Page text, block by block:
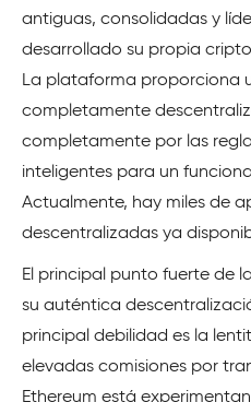
antiguas, consolidadas y
desarrollado su propia
La plataforma proporciona
completamente
completamente por las
inteligentes para un
Actualmente, hay miles de
descentralizadas ya
El principal punto fuerte de
su auténtica
principal debilidad es la
elevadas comisiones por
Ethereum está